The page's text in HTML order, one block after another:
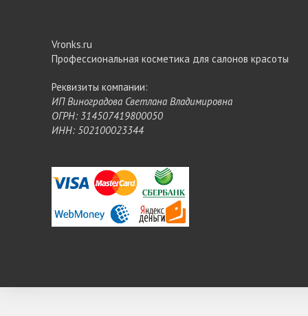
Vronks.ru
Профессиональная косметика для салонов красоты
Реквизиты компании:
ИП Виноградова Светлана Владимировна
ОГРН: 314507419800050
ИНН: 502100023344